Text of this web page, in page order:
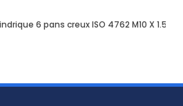
6 pans creux ISO 4762 M10 X 1.50 X